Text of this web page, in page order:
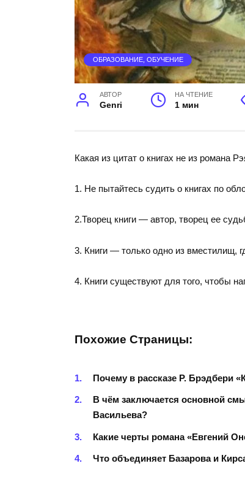
ОБРАЗОВАНИЕ, ОБУЧЕНИЕ
АВТОР
Genri
НА ЧТЕНИЕ
1 мин
Какая из цитат о книгах не из романа
1. Не пытайтесь судить о книгах по
2.Творец книги — автор, творец ее
3. Книги — только одно из вместилищ,
4. Книги существуют для того, чтобы
Похожие Страницы:
Почему в рассказе Р. Брэдбери
В чём заключается основной
Васильева?
Какие черты романа «Евгений
Что объединяет Базарова и